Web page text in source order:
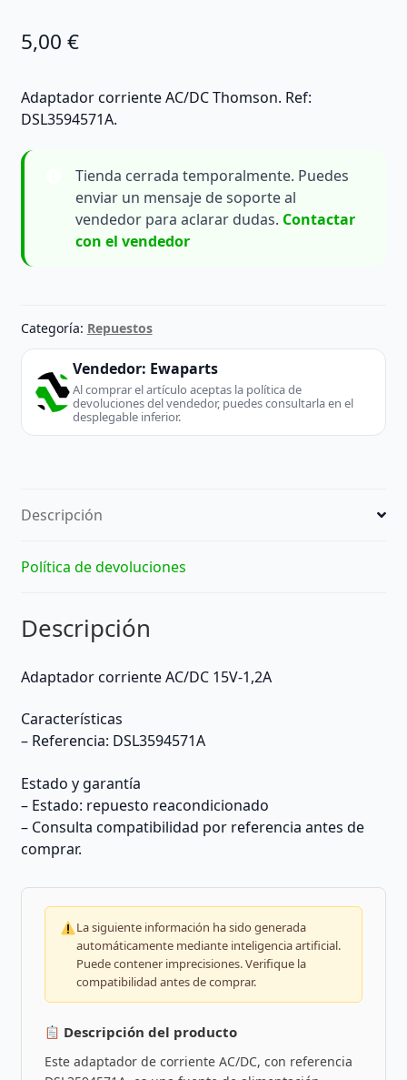
5,00 €
Adaptador corriente AC/DC Thomson. Ref:
DSL3594571A.
Tienda cerrada temporalmente. Puedes
enviar un mensaje de soporte al
vendedor para aclarar dudas. Contactar
con el vendedor
Categoría: Repuestos
Vendedor: Ewaparts
Al comprar el artículo aceptas la política de
devoluciones del vendedor, puedes consultarla en el
desplegable inferior.
Descripción
Política de devoluciones
Descripción
Adaptador corriente AC/DC 15V-1,2A
Características
– Referencia: DSL3594571A
Estado y garantía
– Estado: repuesto reacondicionado
– Consulta compatibilidad por referencia antes de
comprar.
La siguiente información ha sido generada
automáticamente mediante inteligencia artificial.
Puede contener imprecisiones. Verifique la
compatibilidad antes de comprar.
Descripción del producto
Este adaptador de corriente AC/DC, con referencia